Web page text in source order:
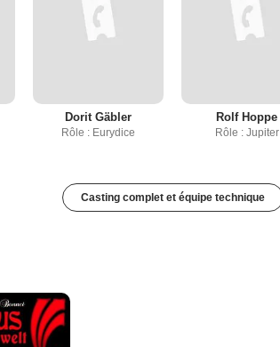
Dorit Gäbler
Rôle : Eurydice
Rolf Hoppe
Rôle : Jupiter
Casting complet et équipe technique